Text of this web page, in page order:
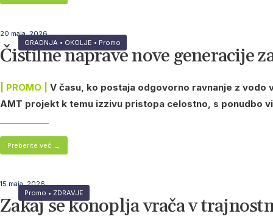
GRADNJA • OKOLJE • Promo
20 maja, 2026
Čistilne naprave nove generacije
| PROMO | V času, ko postaja odgovorno ravnanje z
AMT projekt k temu izzivu pristopa celostno, s ponudbo
Preberite več →
Promo • ZDRAVJE
15 maja, 2026
Zakaj se konoplja vrača v